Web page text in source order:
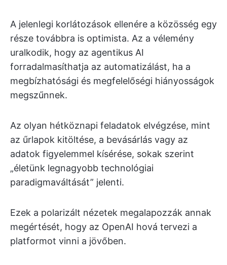
A jelenlegi korlátozások ellenére a közösség egy
része továbbra is optimista. Az a vélemény
uralkodik, hogy az agentikus AI
forradalmasíthatja az automatizálást, ha a
megbízhatósági és megfelelőségi hiányosságok
megszűnnek.
Az olyan hétköznapi feladatok elvégzése, mint
az űrlapok kitöltése, a bevásárlás vagy az
adatok figyelemmel kísérése, sokak szerint
„életünk legnagyobb technológiai
paradigmaváltását” jelenti.
Ezek a polarizált nézetek megalapozzák annak
megértését, hogy az OpenAI hová tervezi a
platformot vinni a jövőben.